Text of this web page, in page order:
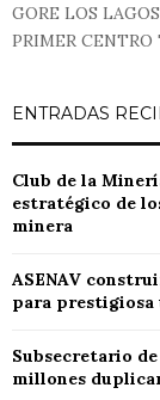
GORE LOS
PRIMER
ENTRADAS
Club de la
estratégico de
minera
ASENAV
para prestigiosa
Subsecretario
millones